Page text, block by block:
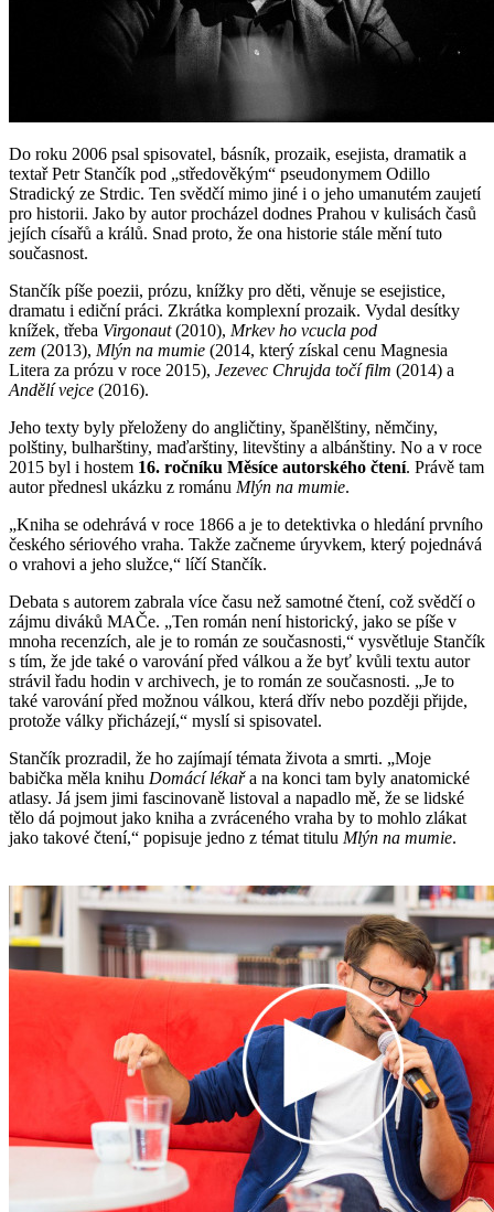
Do roku 2006 psal spisovatel, básník, prozaik, esejista, dramatik a
textař Petr Stančík pod „středověkým“ pseudonymem Odillo
Stradický ze Strdic. Ten svědčí mimo jiné i o jeho umanutém zaujetí
pro historii. Jako by autor procházel dodnes Prahou v kulisách časů
jejích císařů a králů. Snad proto, že ona historie stále mění tuto
současnost.
Stančík píše poezii, prózu, knížky pro děti, věnuje se esejistice,
dramatu i ediční práci. Zkrátka komplexní prozaik. Vydal desítky
knížek, třeba Virgonaut(2010), Mrkev ho vcucla pod
zem (2013), Mlýn na mumie (2014, který získal cenu Magnesia
Litera za prózu v roce 2015), Jezevec Chrujda točí film (2014) a
Andělí vejce (2016).
Jeho texty byly přeloženy do angličtiny, španělštiny, němčiny,
polštiny, bulharštiny, maďarštiny, litevštiny a albánštiny. No a v roce
2015 byl i hostem 16. ročníku Měsíce autorského čtení. Právě tam
autor přednesl ukázku z románu Mlýn na mumie.
„Kniha se odehrává v roce 1866 a je to detektivka o hledání prvního
českého sériového vraha. Takže začneme úryvkem, který pojednává
o vrahovi a jeho služce,“ líčí Stančík.
Debata s autorem zabrala více času než samotné čtení, což svědčí o
zájmu diváků MAČe. „Ten román není historický, jako se píše v
mnoha recenzích, ale je to román ze současnosti,“ vysvětluje Stančík
s tím, že jde také o varování před válkou a že byť kvůli textu autor
strávil řadu hodin v archivech, je to román ze současnosti. „Je to
také varování před možnou válkou, která dřív nebo později přijde,
protože války přicházejí,“ myslí si spisovatel.
Stančík prozradil, že ho zajímají témata života a smrti. „Moje
babička měla knihu Domácí lékařa na konci tam byly anatomické
atlasy. Já jsem jimi fascinovaně listoval a napadlo mě, že se lidské
tělo dá pojmout jako kniha a zvráceného vraha by to mohlo zlákat
jako takové čtení,“ popisuje jedno z témat titulu Mlýn na mumie.